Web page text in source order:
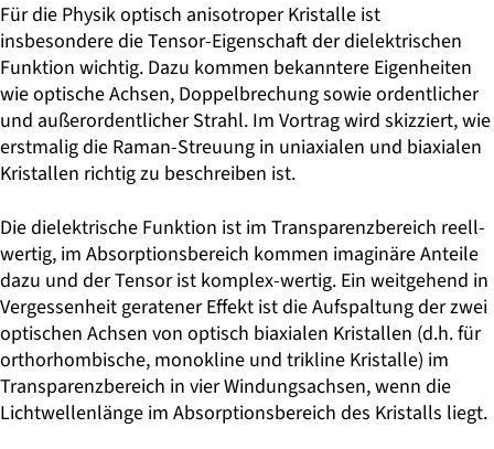
Für die Physik optisch anisotroper Kristalle ist
insbesondere die Tensor-Eigenschaft der dielektrischen
Funktion wichtig. Dazu kommen bekanntere Eigenheiten
wie optische Achsen, Doppelbrechung sowie ordentlicher
und außerordentlicher Strahl. Im Vortrag wird skizziert, wie
erstmalig die Raman-Streuung in uniaxialen und biaxialen
Kristallen richtig zu beschreiben ist.
Die dielektrische Funktion ist im Transparenzbereich reell-
wertig, im Absorptionsbereich kommen imaginäre Anteile
dazu und der Tensor ist komplex-wertig. Ein weitgehend in
Vergessenheit geratener Effekt ist die Aufspaltung der zwei
optischen Achsen von optisch biaxialen Kristallen (d.h. für
orthorhombische, monokline und trikline Kristalle) im
Transparenzbereich in vier Windungsachsen, wenn die
Lichtwellenlänge im Absorptionsbereich des Kristalls liegt.